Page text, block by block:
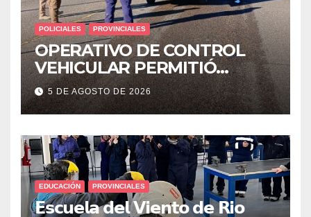
POLICIALES PROVINCIALES
OPERATIVO DE CONTROL
VEHICULAR PERMITIÓ
LOCALIZAR A UN HOMBRE
CON PEDIDO DE PARADERO
5 DE AGOSTO DE 2026
EDUCACIÓN PROVINCIALES
𝗘𝘀𝗰𝘂𝗲𝗹𝗮 𝗱𝗲𝗹 𝗩𝗶𝗲𝗻𝘁𝗼 𝗱𝗲 𝗥𝗶𝗼